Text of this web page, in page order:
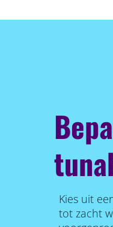
Kies uit
tot zacht